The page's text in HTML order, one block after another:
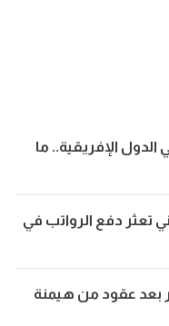
الإفريقية.. ما
تعثر دفع الرواتب في
بعد عقود من هيمنة